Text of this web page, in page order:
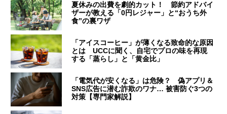
夏休みの出費を劇的カット！ 節約アドバイ
ザーが教える「0円レジャー」と“おうち外
食”の裏ワザ
「アイスコーヒー」が薄くなる致命的な原因
とは UCCに聞く、自宅でプロの味を再現
する「蒸らし」と「黄金比」
「電気代が安くなる」は危険？ 偽アプリ＆
SNS広告に潜む詐欺のワナ… 被害防ぐ3つの
対策【専門家解説】